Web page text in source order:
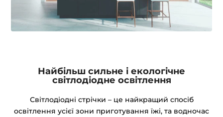
Найбільш сильне і екологічне
світлодіодне освітлення
Світлодіодні стрічки – це найкращий спосіб
освітлення усієї зони приготування їжі, та водночас